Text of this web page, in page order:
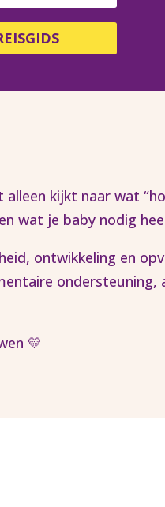
kijkt naar wat
wat je baby nodig
ontwikkeling en
💛